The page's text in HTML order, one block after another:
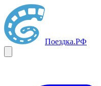
Поездка.РФ